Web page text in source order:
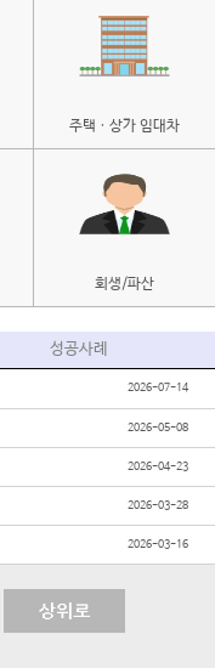
주택ㆍ상가 임대차
회생/파산
성공사례
2026-07-14
2026-05-08
2026-04-23
2026-03-28
2026-03-16